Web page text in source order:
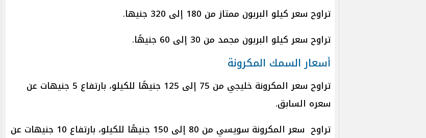
تراوح سعر كيلو البربون ممتاز من 180 إلى 320 جنيها.
تراوح سعر كيلو البربون مجمد من 30 إلى 60 جنيهًا.
أسعار السمك المكرونة
تراوح سعر المكرونة خليجي من 75 إلى 125 جنيهًا للكيلو، بارتفاع 5 جنيهات عن
سعره السابق.
تراوح سعر المكرونة سويسي من 80 إلى 150 جنيهًا للكيلو، بارتفاع 10 جنيهات عن